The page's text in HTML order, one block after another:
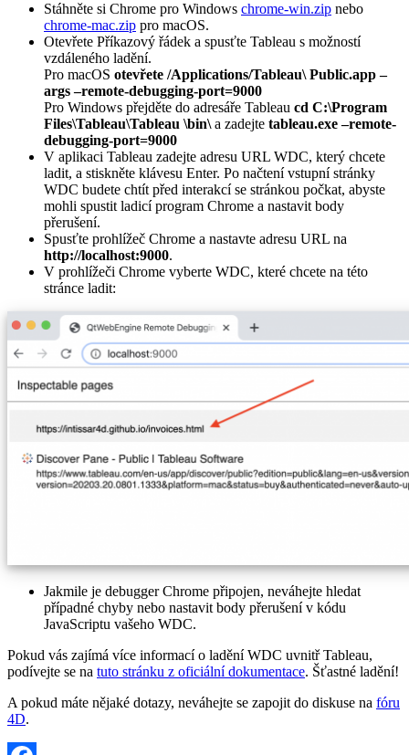
Stáhněte si Chrome pro Windows chrome-win.zip nebo
chrome-mac.zip pro macOS.
Otevřete Příkazový řádek a spusťte Tableau s možností
vzdáleného ladění.
Pro macOS otevřete /Applications/Tableau\ Public.app –
args –remote-debugging-port=9000
Pro Windows přejděte do adresáře Tableau cd C:\Program
Files\Tableau\Tableau \bin\a zadejte tableau.exe –remote-
debugging-port=9000
V aplikaci Tableau zadejte adresu URL WDC, který chcete
ladit, a stiskněte klávesu Enter. Po načtení vstupní stránky
WDC budete chtít před interakcí se stránkou počkat, abyste
mohli spustit ladicí program Chrome a nastavit body
přerušení.
Spusťte prohlížeč Chrome a nastavte adresu URL na
http://localhost:9000.
V prohlížeči Chrome vyberte WDC, které chcete na této
stránce ladit:
Jakmile je debugger Chrome připojen, neváhejte hledat
případné chyby nebo nastavit body přerušení v kódu
JavaScriptu vašeho WDC.
Pokud vás zajímá více informací o ladění WDC uvnitř Tableau,
podívejte se na tuto stránku z oficiální dokumentace. Šťastné ladění!
A pokud máte nějaké dotazy, neváhejte se zapojit do diskuse na fóru
4D.